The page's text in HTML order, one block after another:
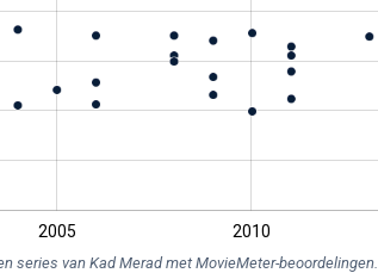
2005 2010
series van Kad Merad met MovieMeter-beoordelingen.